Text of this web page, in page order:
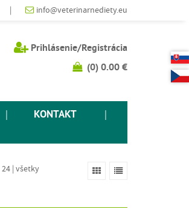
| info@veterinarnediety.eu
Prihlásenie/Registrácia
(0) 0.00 €
KONTAKT
24| všetky